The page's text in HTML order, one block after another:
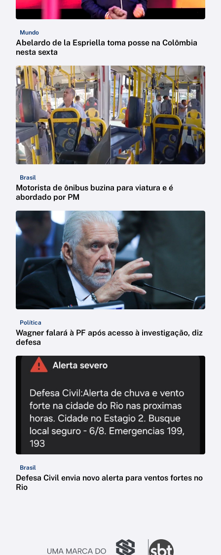
Mundo
Abelardo de la Espriella toma posse na Colômbia
nesta sexta
Brasil
Motorista de ônibus buzina para viatura e é
abordado por PM
Política
Wagner falará à PF após acesso à investigação, diz
defesa
Brasil
Defesa Civil envia novo alerta para ventos fortes no
Rio